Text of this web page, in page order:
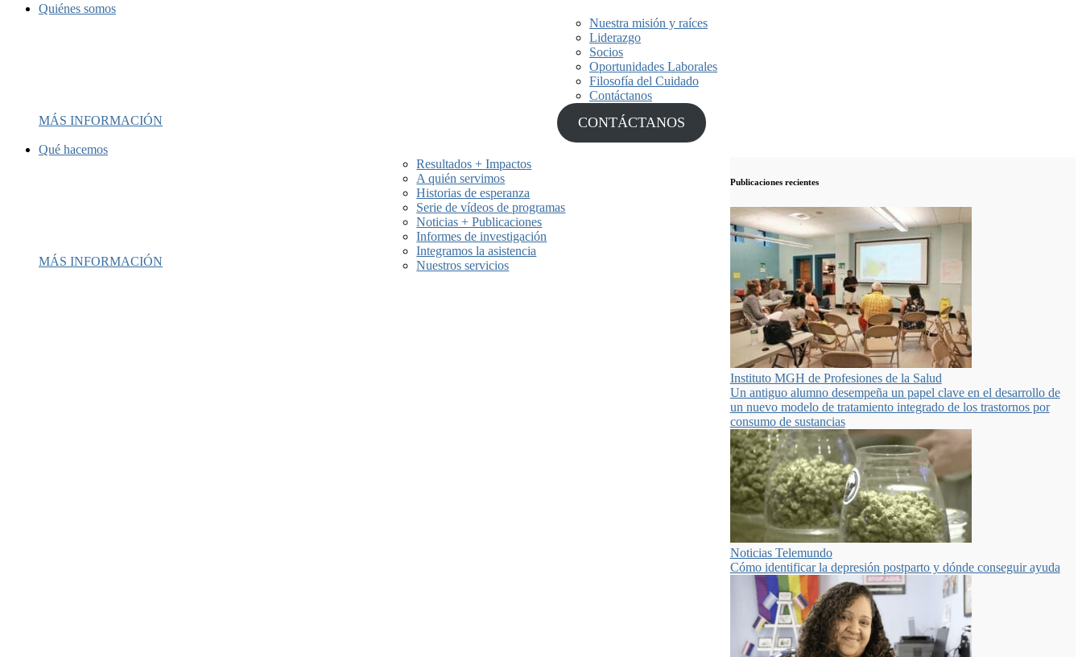
Quiénes somos
MÁS INFORMACIÓN
Nuestra misión y raíces
Liderazgo
Socios
Oportunidades Laborales
Filosofía del Cuidado
Contáctanos
CONTÁCTANOS
Qué hacemos
MÁS INFORMACIÓN
Resultados + Impactos
A quién servimos
Historias de esperanza
Serie de vídeos de programas
Noticias + Publicaciones
Informes de investigación
Integramos la asistencia
Nuestros servicios
Publicaciones recientes
Instituto MGH de Profesiones de la Salud
Un antiguo alumno desempeña un papel clave en el desarrollo de
un nuevo modelo de tratamiento integrado de los trastornos por
consumo de sustancias
Noticias Telemundo
Cómo identificar la depresión postparto y dónde conseguir ayuda